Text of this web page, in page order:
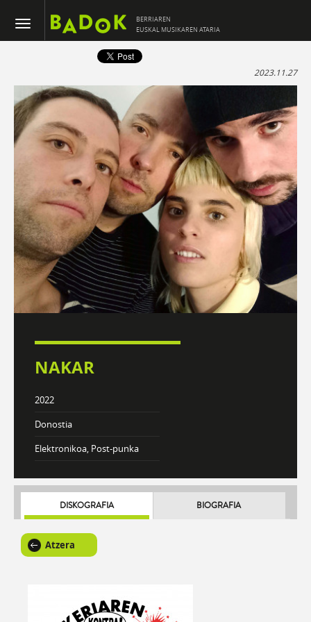
BERRIAREN
EUSKAL MUSIKAREN ATARIA
2023.11.27
NAKAR
2022
Donostia
Elektronikoa, Post-punka
DISKOGRAFIA BIOGRAFIA
Atzera